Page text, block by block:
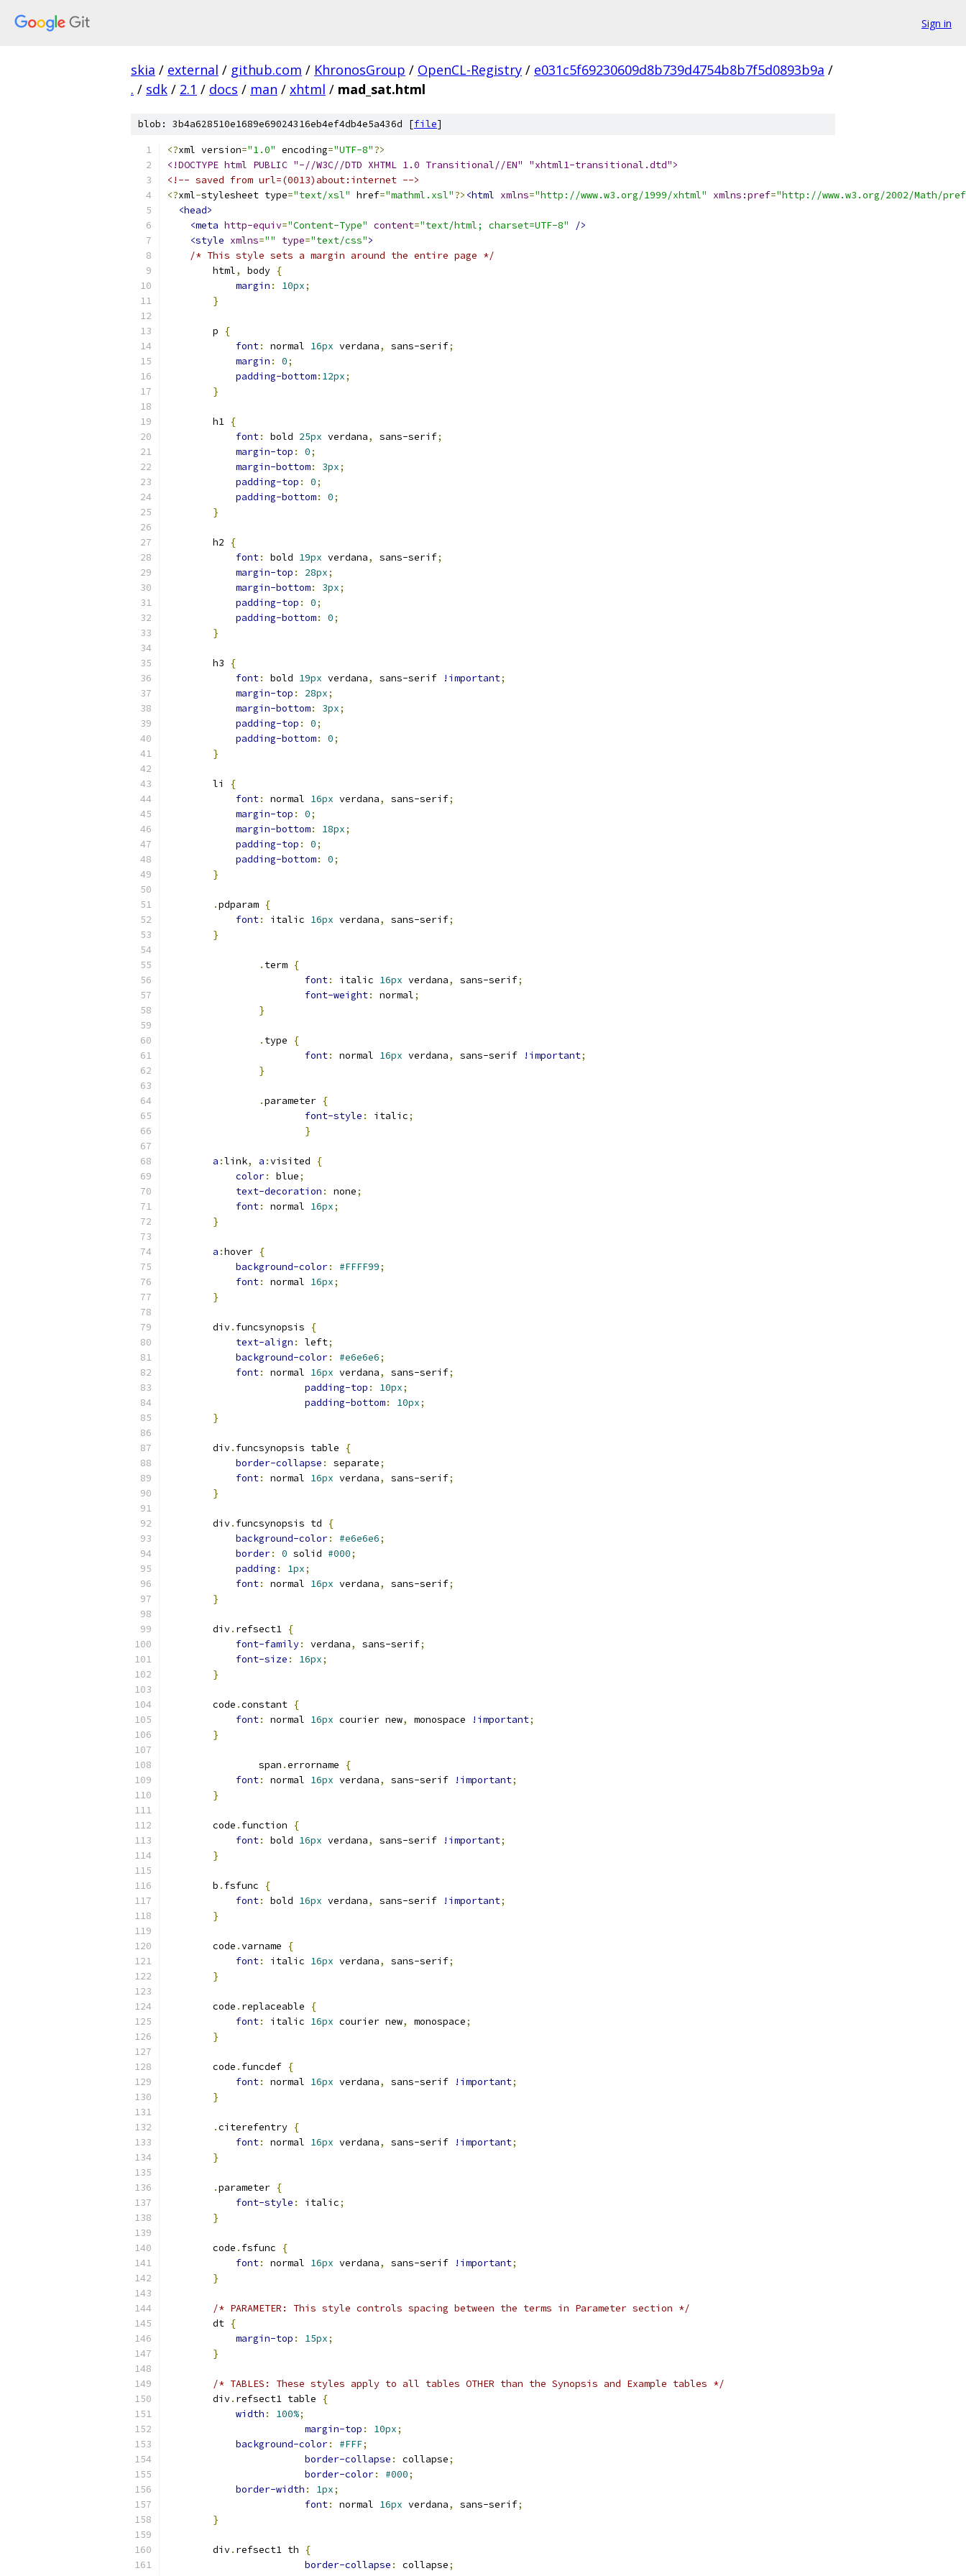
Sign in
skia / external / github.com / KhronosGroup / OpenCL-Registry / e031c5f69230609d8b739d4754b8b7f5d0893b9a /
. / sdk / 2.1 / docs / man / xhtml / mad_sat.html
blob: 3b4a628510e1689e69024316eb4ef4db4e5a436d [file]
<?xml version="1.0" encoding="UTF-8"?>
<!DOCTYPE html PUBLIC "-//W3C//DTD XHTML 1.0 Transitional//EN" "xhtml1-transitional.dtd">
<!-- saved from url=(0013)about:internet -->
<?xml-stylesheet type="text/xsl" href="mathml.xsl"?> <html xmlns="http://www.w3.org/1999/xhtml" xmlns:pref="http://www.w3.org/2002/Math/
<head>
<meta http-equiv="Content-Type" content="text/html; charset=UTF-8"
/>
<style xmlns="" type="text/css">
/* This style sets a margin around the entire page */
        html
, body {
margin : 10px;
}
        p
{
font: normal 16px verdana, sans-serif;
margin : 0;
padding-bottom: 12px;
}
        h1
{
font: bold 25px verdana, sans-serif;
margin-top : 0;
margin-bottom: 3px;
padding-top : 0;
padding-bottom: 0;
}
        h2
{
font: bold 19px verdana, sans-serif;
margin-top : 28px;
margin-bottom: 3px;
padding-top : 0;
padding-bottom: 0;
}
        h3
{
font: bold 19px verdana, sans-serif !important;
margin-top : 28px;
margin-bottom: 3px;
padding-top : 0;
padding-bottom: 0;
}
        li
{
font: normal 16px verdana, sans-serif;
margin-top : 0;
margin-bottom: 18px;
padding-top : 0;
padding-bottom: 0;
}
.pdparam {
font: italic 16px verdana, sans-serif;
}
. term {
font: italic 16px verdana, sans-serif;
font-weight: normal;
}
. type
{
font: normal 16px verdana, sans-serif !important;
}
.parameter {
font-style : italic;
}
a :link, a :visited
{
color: blue;
text-decoration : none;
font: normal 16px;
}
a :hover {
background-color: #FFFF99;
font: normal 16px;
}
        div
. funcsynopsis
{
text-align : left;
background-color: #e6e6e6;
font: normal 16px verdana, sans-serif;
padding-top : 10px;
padding-bottom: 10px;
}
        div
. funcsynopsis table
{
border-collapse : separate;
font: normal 16px verdana, sans-serif;
}
        div
. funcsynopsis td
{
background-color: #e6e6e6;
border: 0 solid #000;
padding : 1px;
font: normal 16px verdana, sans-serif;
}
        div
. refsect1 {
font-family: verdana, sans-serif;
font-size : 16px;
}
        code
.constant {
font: normal 16px courier new, monospace !important;
}
                span
.errorname
{
font: normal 16px verdana, sans-serif !important;
}
        code
. function
{
font: bold 16px verdana, sans-serif !important;
}
        b
. fsfunc
{
font: bold 16px verdana, sans-serif !important;
}
        code
.varname
{
font: italic 16px verdana, sans-serif;
}
        code
. replaceable
{
font: italic 16px courier new, monospace;
}
        code
. funcdef {
font: normal 16px verdana, sans-serif !important;
}
.citerefentry {
font: normal 16px verdana, sans-serif !important;
}
.parameter {
font-style : italic;
}
        code
. fsfunc
{
font: normal 16px verdana, sans-serif !important;
}
/* PARAMETER: This style controls spacing between the terms in Parameter section */
        dt
{
margin-top : 15px;
}
/* TABLES: These styles apply to all tables OTHER than the Synopsis and Example tables */
        div
. refsect1 table
{
width : 100%;
margin-top : 10px;
background-color: #FFF;
border-collapse : collapse;
border-color: #000;
border-width : 1px;
font: normal 16px verdana, sans-serif;
}
        div
. refsect1 th
{
border-collapse : collapse;